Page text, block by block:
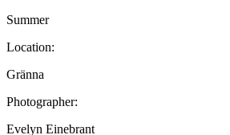
Summer
Location:
Gränna
Photographer:
Evelyn Einebrant